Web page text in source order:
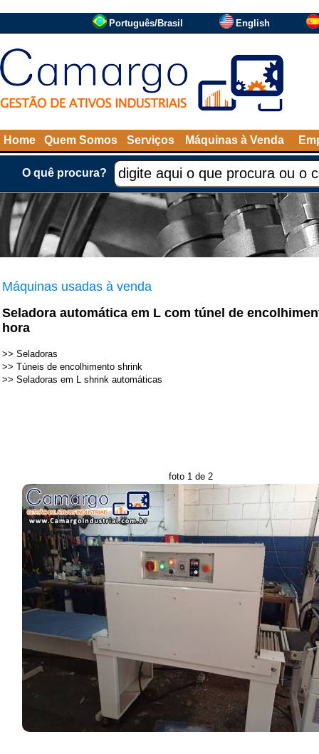
Português/Brasil English
Home Quem Somos Serviços Máquinas à Venda
O quê procura?
Máquinas usadas à venda
Seladora automática em L com túnel de
hora
>> Seladoras
>> Túneis de encolhimento shrink
>> Seladoras em L shrink automáticas
foto 1 de 2